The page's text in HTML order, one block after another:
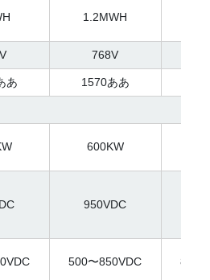
1.2MWH
768V
あ 1570ああ
600KW
950VDC
500〜850VDC 800